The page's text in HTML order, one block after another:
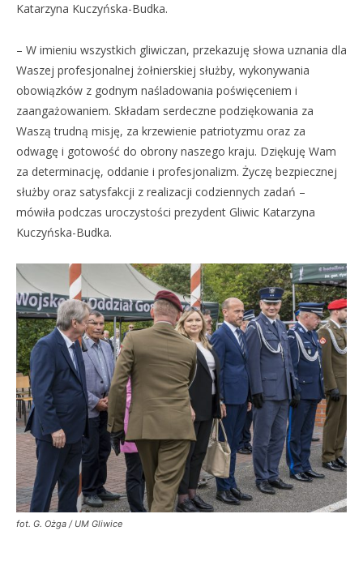
Katarzyna Kuczyńska-Budka.
– W imieniu wszystkich gliwiczan, przekazuję słowa uznania dla
Waszej profesjonalnej żołnierskiej służby, wykonywania
obowiązków z godnym naśladowania poświęceniem i
zaangażowaniem. Składam serdeczne podziękowania za
Waszą trudną misję, za krzewienie patriotyzmu oraz za
odwagę i gotowość do obrony naszego kraju. Dziękuję Wam
za determinację, oddanie i profesjonalizm. Życzę bezpiecznej
służby oraz satysfakcji z realizacji codziennych zadań –
mówiła podczas uroczystości prezydent Gliwic Katarzyna
Kuczyńska-Budka.
fot. G. Ożga / UM Gliwice